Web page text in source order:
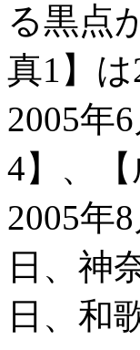
る黒点
真1】
2005年
4】、
2005年
日、神
日、和